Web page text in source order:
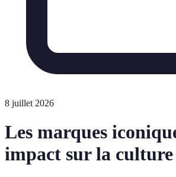
8 juillet 2026
Les marques
impact sur la